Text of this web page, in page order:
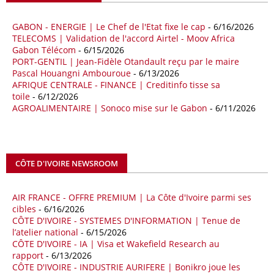
quatre premiers mois de 2025.
09/05/26 ITALIE - LIBYE
Les deux pays veulent accélérer leurs projets gaziers communs, afin
de sécuriser davantage les approvisionnements énergétiques en
Méditerranée, dans un contexte marqué par des tensions
géopolitiques internationales et des perturbations sur le marché
mondial du gaz. Réunis à Rome le jeudi 7 mai, la Première ministre
coopération et les investissements dans le secteur énergétique. Cette
séquence survient alors que Rome cherche à réduire son exposition
18/04/26 ALGERIE - BP
La multinationale BP signe son retour en Algérie où un permis de
prospection d’hydrocarbures dans le bassin oriental lui a été attribué
par l’Agence nationale pour la valorisation des ressources en
hydrocarbures (ALNAFT). L’information rendue publique mercredi 15
avril par l’institution, intervient dans le cadre de sa politique de relance
GABON - ENERGIE | Le Chef de l'Etat fixe le cap - 6/16/2026
TELECOMS | Validation de l'accord Airtel - Moov Africa
Gabon Télécom - 6/15/2026
PORT-GENTIL | Jean-Fidèle Otandault reçu par le maire
Pascal Houangni Ambouroue - 6/13/2026
AFRIQUE CENTRALE - FINANCE | Creditinfo tisse sa
toile - 6/12/2026
AGROALIMENTAIRE | Sonoco mise sur le Gabon - 6/11/2026
CÔTE D'IVOIRE NEWSROOM
AIR FRANCE - OFFRE PREMIUM | La Côte d'Ivoire parmi ses
cibles - 6/16/2026
CÔTE D'IVOIRE - SYSTEMES D'INFORMATION | Tenue de
l’atelier national - 6/15/2026
CÔTE D'IVOIRE - IA | Visa et Wakefield Research au
rapport - 6/13/2026
CÔTE D'IVOIRE - INDUSTRIE AURIFERE | Bonikro joue les